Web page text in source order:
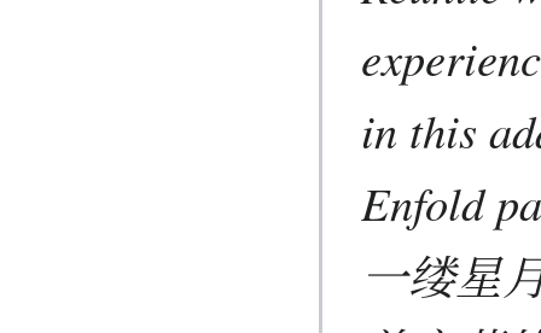
in this
Enfold
一缕星